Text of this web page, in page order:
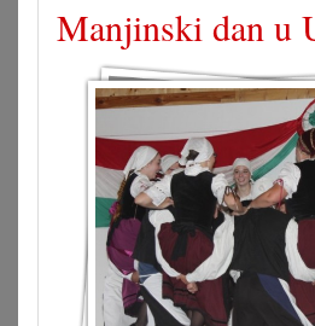
Manjinski dan u